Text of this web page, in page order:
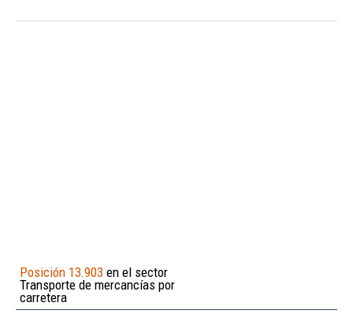
Posición 13.903 en el sector
Transporte de mercancías por
carretera